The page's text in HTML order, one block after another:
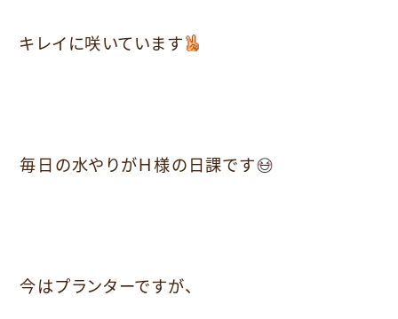
キレイに咲いています
毎日の水やりがＨ様の日課です
今はプランターですが、